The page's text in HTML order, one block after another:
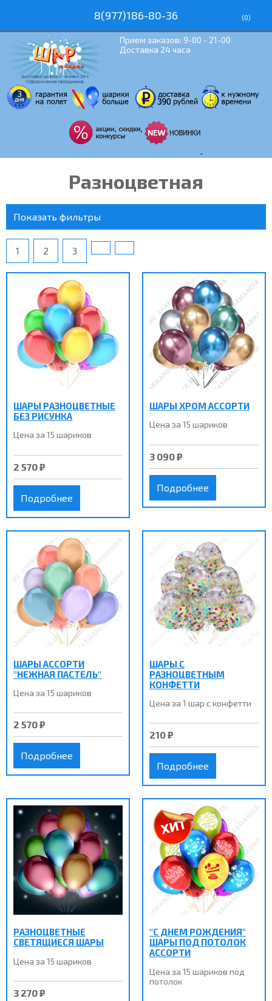
8(977)186-80-36 (0)
Прием заказов: 9-00 - 21-00
Доставка 24 часа
Разноцветная
Показать фильтры
1 2 3
ШАРЫ РАЗНОЦВЕТНЫЕ
БЕЗ РИСУНКА
Цена за 15 шариков
2 570 ₽
Подробнее
ШАРЫ ХРОМ АССОРТИ
Цена за 15 шариков
3 090 ₽
Подробнее
ШАРЫ АССОРТИ
"НЕЖНАЯ ПАСТЕЛЬ"
Цена за 15 шариков
2 570 ₽
Подробнее
ШАРЫ С
РАЗНОЦВЕТНЫМ
КОНФЕТТИ
Цена за 1 шар с конфетти
210 ₽
Подробнее
РАЗНОЦВЕТНЫЕ
СВЕТЯЩИЕСЯ ШАРЫ
Цена за 15 шариков
3 270 ₽
"С ДНЕМ РОЖДЕНИЯ"
ШАРЫ ПОД ПОТОЛОК
АССОРТИ
Цена за 15 шариков под
потолок